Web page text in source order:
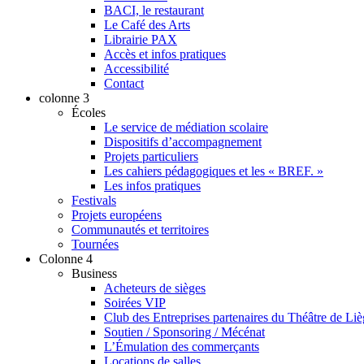
BACI, le restaurant
Le Café des Arts
Librairie PAX
Accès et infos pratiques
Accessibilité
Contact
colonne 3
Écoles
Le service de médiation scolaire
Dispositifs d’accompagnement
Projets particuliers
Les cahiers pédagogiques et les « BREF. »
Les infos pratiques
Festivals
Projets européens
Communautés et territoires
Tournées
Colonne 4
Business
Acheteurs de sièges
Soirées VIP
Club des Entreprises partenaires du Théâtre de
Soutien / Sponsoring / Mécénat
L’Émulation des commerçants
Locations de salles